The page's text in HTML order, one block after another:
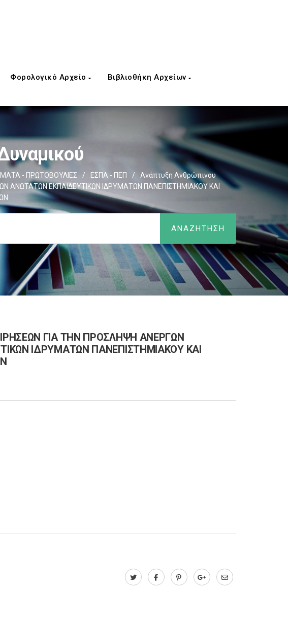
Φορολογικό Αρχείο Βιβλιοθήκη Αρχείων
- ΠΡΩΤΟΒΟΥΛΙΕΣ / ΕΣΠΑ - ΠΕΠ /
Ανάπτυξη Ανθρώπινου
ΑΝΩΤΑΤΩΝ ΕΚΠΑΙΔΕΥΤΙΚΩΝ ΙΔΡΥΜΑΤΩΝ ΠΑΝΕΠΙΣΤΗΜΙΑΚΟΥ ΚΑΙ
ΓΙΑ ΤΗΝ ΠΡΟΣΛΗΨΗ ΑΝΕΡΓΩΝ
ΙΔΡΥΜΑΤΩΝ ΠΑΝΕΠΙΣΤΗΜΙΑΚΟΥ ΚΑΙ